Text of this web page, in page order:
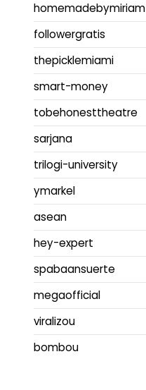
homemadebymiriam
followergratis
thepicklemiami
smart-money
tobehonesttheatre
sarjana
trilogi-university
ymarkel
asean
hey-expert
spabaansuerte
megaofficial
viralizou
bombou